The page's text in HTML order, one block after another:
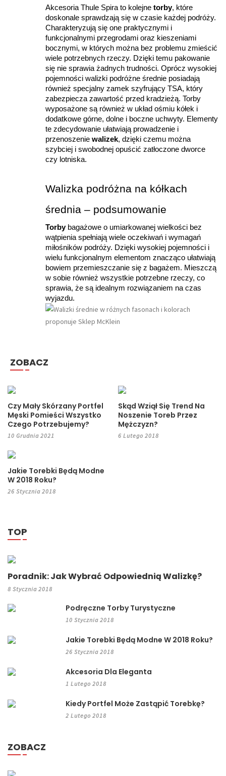
Akcesoria Thule Spira to kolejne torby, które
doskonale sprawdzają się w czasie każdej podróży.
Charakteryzują się one praktycznymi i
funkcjonalnymi przegrodami oraz kieszeniami
bocznymi, w których można bez problemu zmieścić
wiele potrzebnych rzeczy. Dzięki temu pakowanie
się nie sprawia żadnych trudności. Oprócz wysokiej
pojemności walizki podróżne średnie posiadają
również specjalny zamek szyfrujący TSA, który
zabezpiecza zawartość przed kradzieżą. Torby
wyposażone są również w układ ośmiu kółek i
dodatkowe górne, dolne i boczne uchwyty. Elementy
te zdecydowanie ułatwiają prowadzenie i
przenoszenie walizek, dzięki czemu można
szybciej i swobodnej opuścić zatłoczone dworce
czy lotniska.
Walizka podróżna na kółkach
średnia – podsumowanie
Torby bagażowe o umiarkowanej wielkości bez
wątpienia spełniają wiele oczekiwań i wymagań
miłośników podróży. Dzięki wysokiej pojemności i
wielu funkcjonalnym elementom znacząco ułatwiają
bowiem przemieszczanie się z bagażem. Mieszczą
w sobie również wszystkie potrzebne rzeczy, co
sprawia, że są idealnym rozwiązaniem na czas
wyjazdu.
ZOBACZ
Czy Mały Skórzany Portfel
Męski Pomieści Wszystko
Czego Potrzebujemy?
10 Grudnia 2021
Skąd Wziął Się Trend Na
Noszenie Toreb Przez
Mężczyzn?
6 Lutego 2018
Jakie Torebki Będą Modne
W 2018 Roku?
26 Stycznia 2018
TOP
Poradnik: Jak Wybrać Odpowiednią Walizkę?
8 Stycznia 2018
Podręczne Torby Turystyczne
10 Stycznia 2018
Jakie Torebki Będą Modne W 2018 Roku?
26 Stycznia 2018
Akcesoria Dla Eleganta
1 Lutego 2018
Kiedy Portfel Może Zastąpić Torebkę?
2 Lutego 2018
ZOBACZ